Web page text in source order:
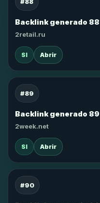
Backlink generado 88
2retail.ru
SI Abrir
#89
Backlink generado 89
2week.net
SI Abrir
#90